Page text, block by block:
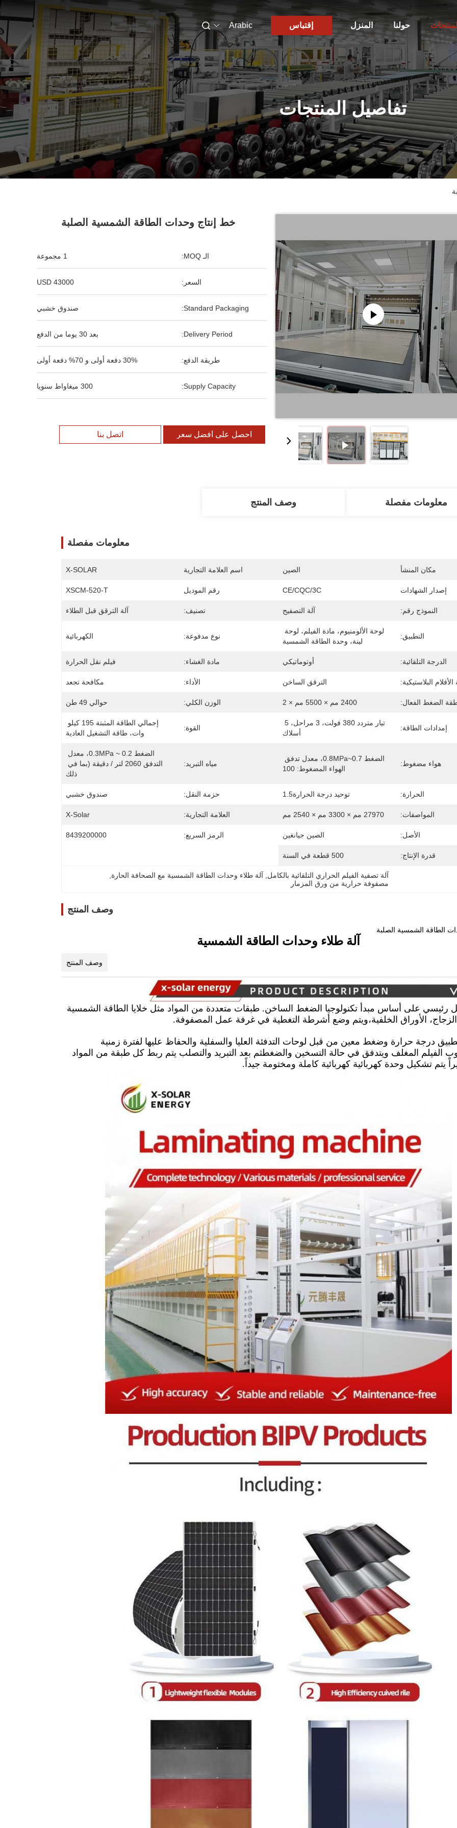
المنزل حولنا المنتجات إقتباس Arabic
تفاصيل المنتجات
خط إنتاج وحدات الطاقة الشمسية الصلبة
الـ MOQ: 1 مجموعة
السعر: 43000 USD
Standard Packaging: صندوق خشبي
Delivery Period: بعد 30 يوما من الدفع
طريقة الدفع: 30% دفعة أولى و 70% دفعة أولى
Supply Capacity: 300 ميغاواط سنويا
احصل على أفضل سعر اتصل بنا
معلومات مفصلة وصف المنتج
معلومات مفصلة
مكان المنشأ الصين اسم العلامة التجارية X-SOLAR
إصدار الشهادات CE/CQC/3C رقم الموديل XSCM-520-T
النموذج رقم: آلة التصفيح تصنيف: آلة الترقق قبل الطلاء
التطبيق:
لينة، وحدة الطاقة الشمسية
نوع مدفوعة: الكهربائية
الدرجة التلقائية: أوتوماتيكي مادة الغشاء: فيلم نقل الحرارة
البلاستيكية: الترقق الساخن الأداء: مكافحة تجعد
الضغط الفعال: 2400 مم × 5500 مم × 2 الوزن الكلي: حوالي 49 طن
إمدادات الطاقة:
أسلاك
القوة:
وات، طاقة التشغيل العادية
هواء مضغوط:
الهواء المضغوط: 100
مياه التبريد:
ذلك
الحرارة: توحيد درجة الحرارة1.5 حزمة النقل: صندوق خشبي
المواصفات: 27970 مم × 3300 مم × 2540 مم العلامة التجارية: X-Solar
الأصل: الصين جيانغين الرمز السريع: 8439200000
قدرة الإنتاج: 500 قطعة في السنة
آلة تصفية الفيلم الحراري التلقائية بالكامل آلة طلاء وحدات الطاقة الشمسية مع الصحافة الحارة
مصفوفة حرارية من ورق المزمار
وصف المنتج
الطاقة الشمسية الصلبة
آلة طلاء وحدات الطاقة الشمسية
وصف المنتج
رئيسي على أساس مبدأ تكنولوجيا الضغط الساخن. طبقات متعددة من المواد مثل خلايا الطاقة الشمسية
الزجاج، الأوراق الخلفية،ويتم وضع أشرطة التغطية في غرفة عمل المصفوفة.
درجة حرارة وضغط معين من قبل لوحات التدفئة العليا والسفلية والحفاظ عليها لفترة زمنية
الفيلم المغلف ويتدفق في حالة التسخين والضغطثم بعد التبريد والتصلب يتم ربط كل طبقة من المواد
يتم تشكيل وحدة كهربائية كهربائية كاملة ومختومة جيداً.